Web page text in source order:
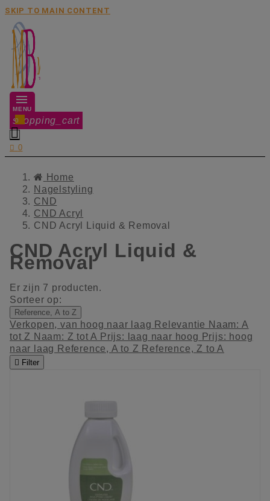
SKIP TO MAIN CONTENT
MENU
shopping_cart
0

 0
Home
Nagelstyling
CND
CND Acryl
CND Acryl Liquid & Removal
CND Acryl Liquid &
Removal
Er zijn 7 producten.
Sorteer op:
Reference, A to Z
Verkopen, van hoog naar laag Relevantie Naam: A
tot Z Naam: Z tot A Prijs: laag naar hoog Prijs: hoog
naar laag Reference, A to Z Reference, Z to A
 Filter